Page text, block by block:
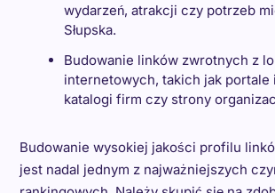
wydarzeń, atrakcji czy potrzeb
Słupska.
Budowanie linków zwrotnych z
internetowych, takich jak portale
katalogi firm czy strony
Budowanie wysokiej jakości profilu
jest nadal jednym z najważniejszych